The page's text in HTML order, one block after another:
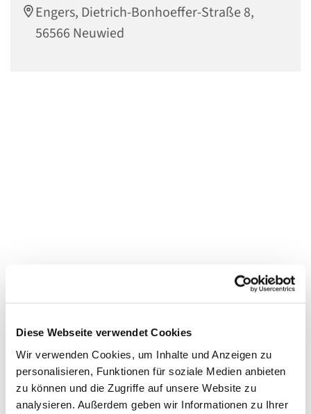
Diese Webseite verwendet Cookies
Wir verwenden Cookies, um Inhalte und Anzeigen zu
personalisieren, Funktionen für soziale Medien anbieten
zu können und die Zugriffe auf unsere Website zu
analysieren. Außerdem geben wir Informationen zu Ihrer
Engers, Dietrich-Bonhoeffer-Straße 8,
56566 Neuwied
Dies könnte Sie auch interessieren